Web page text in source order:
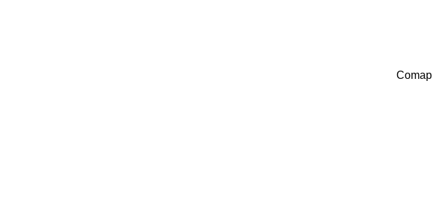
Comap